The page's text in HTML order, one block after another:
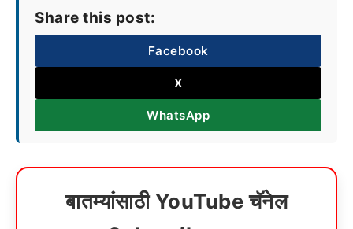
Share this post:
Facebook
X
WhatsApp
बातम्यांसाठी YouTube चॅनेल